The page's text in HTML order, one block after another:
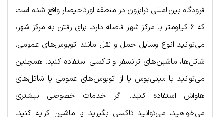
فرودگاه بین‌المللی ترابزون در منطقه اورتاحیصار واقع شده است
که ۶ کیلومتر با مرکز شهر فاصله دارد. برای رفتن به مرکز شهر،
می‌توانید انواع وسایل حمل و نقل مانند اتوبوس‌های عمومی،
شاتل‌ها، ماشین‌های ترانسفر و تاکسی استفاده کنید. همچنین
می‌توانید با مینی‌بوس یا از اتوبوس‌های عمومی یا شاتل‌های
هاواش استفاده کنید. اگر خدمات خصوصی بیشتری
می‌خواهید، می‌توانید تاکسی بگیرید یا ماشین کرایه کنید.